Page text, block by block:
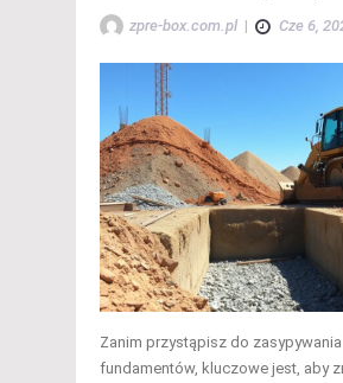
zpre-box.com.pl | Cze 6,
Zanim przystąpisz do zasypywania
fundamentów, kluczowe jest, aby